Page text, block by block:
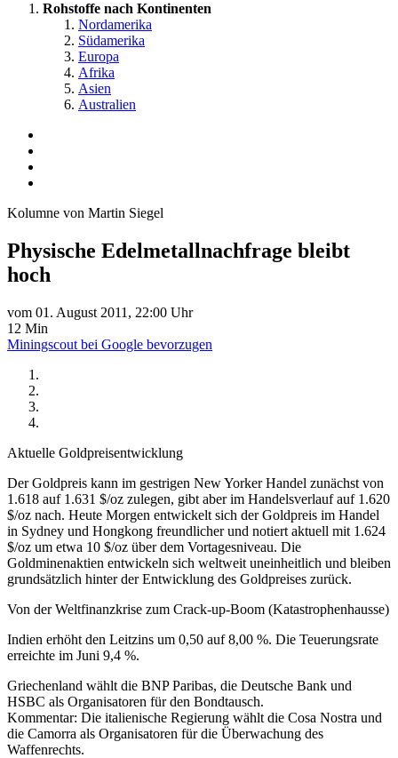
Rohstoffe nach Kontinenten
Nordamerika
Südamerika
Europa
Afrika
Asien
Australien
Kolumne von Martin Siegel
Physische Edelmetallnachfrage bleibt
hoch
vom 01. August 2011, 22:00 Uhr
12 Min
Miningscout bei Google bevorzugen
Aktuelle Goldpreisentwicklung
Der Goldpreis kann im gestrigen New Yorker Handel zunächst von
1.618 auf 1.631 $/oz zulegen, gibt aber im Handelsverlauf auf 1.620
$/oz nach. Heute Morgen entwickelt sich der Goldpreis im Handel
in Sydney und Hongkong freundlicher und notiert aktuell mit 1.624
$/oz um etwa 10 $/oz über dem Vortagesniveau. Die
Goldminenaktien entwickeln sich weltweit uneinheitlich und bleiben
grundsätzlich hinter der Entwicklung des Goldpreises zurück.
Von der Weltfinanzkrise zum Crack-up-Boom (Katastrophenhausse)
Indien erhöht den Leitzins um 0,50 auf 8,00 %. Die Teuerungsrate
erreichte im Juni 9,4 %.
Griechenland wählt die BNP Paribas, die Deutsche Bank und
HSBC als Organisatoren für den Bondtausch.
Kommentar: Die italienische Regierung wählt die Cosa Nostra und
die Camorra als Organisatoren für die Überwachung des
Waffenrechts.